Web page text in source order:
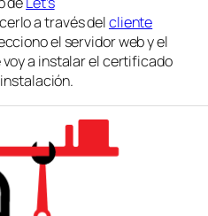
a través delcliente
el servidor web y el
a instalar el certificado